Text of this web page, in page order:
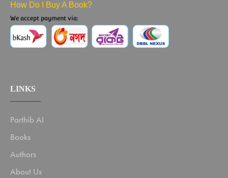
How Do I Buy A Book?
We accept payment via:
LINKS
Parthib AI
Books
Authors
About Us